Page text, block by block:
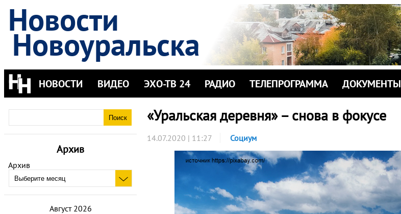
Новости
Новоуральска
НОВОСТИ ВИДЕО ЭХО-ТВ 24 РАДИО ТЕЛЕПРОГРАММА ДОКУМЕНТЫ
Архив
Архив
Август 2026
«Уральская деревня» – снова в фокусе
14.07.2020 | 11:27 Социум